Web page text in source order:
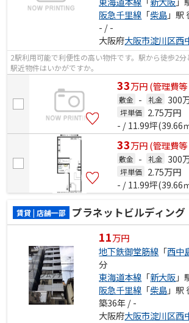
阪急千里線 「柴島」駅
- / -
大阪府大阪市淀川区西
2駅利用可能で利便性の高い物件です。駅から徒歩2
駅近物件はいかがですか。
33万円(管理費
敷金 - 礼金 300
坪単価 2.75万円
- / 11.99坪(39.66
33万円(管理費
敷金 - 礼金 300
坪単価 2.75万円
- / 11.99坪(39.66
賃貸 | 店舗一部 プラネットビルディング
11万円
地下鉄御堂筋線 「西中
分
東海道本線 「新大阪」
阪急千里線 「柴島」駅
築36年 / -
大阪府大阪市淀川区西